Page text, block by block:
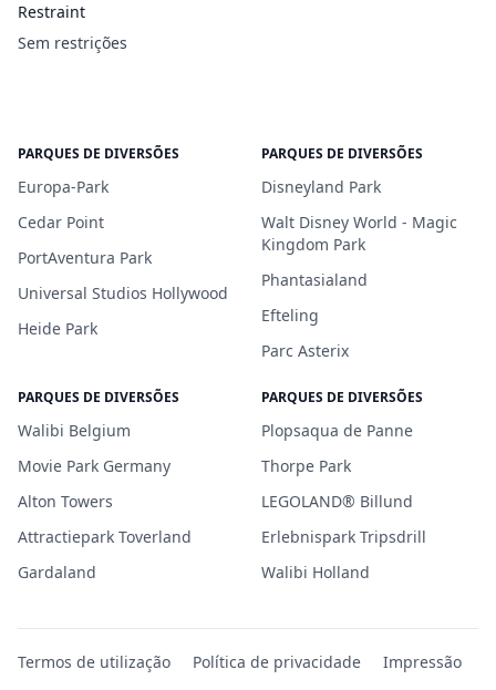
Restraint
Sem restrições
PARQUES DE DIVERSÕES
Europa-Park
Cedar Point
PortAventura Park
Universal Studios Hollywood
Heide Park
PARQUES DE DIVERSÕES
Disneyland Park
Walt Disney World - Magic
Kingdom Park
Phantasialand
Efteling
Parc Asterix
PARQUES DE DIVERSÕES
Walibi Belgium
Movie Park Germany
Alton Towers
Attractiepark Toverland
Gardaland
PARQUES DE DIVERSÕES
Plopsaqua de Panne
Thorpe Park
LEGOLAND® Billund
Erlebnispark Tripsdrill
Walibi Holland
Termos de utilização Política de privacidade Impressão